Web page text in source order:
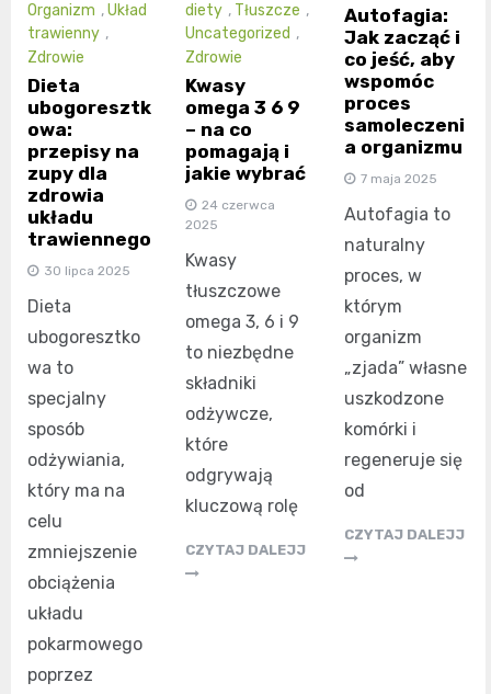
Organizm ,Układ
trawienny ,
Zdrowie
Dieta
ubogoresztk
owa:
przepisy na
zupy dla
zdrowia
układu
trawiennego
30 lipca 2025
Dieta
ubogoresztko
wa to
specjalny
sposób
odżywiania,
który ma na
celu
zmniejszenie
obciążenia
układu
pokarmowego
poprzez
diety , Tłuszcze ,
Uncategorized ,
Zdrowie
Kwasy
omega 3 6 9
– na co
pomagają i
jakie wybrać
24 czerwca
2025
Kwasy
tłuszczowe
omega 3, 6 i 9
to niezbędne
składniki
odżywcze,
które
odgrywają
kluczową rolę
CZYTAJ DALEJJ
Autofagia:
Jak zacząć i
co jeść, aby
wspomóc
proces
samoleczeni
a organizmu
7 maja 2025
Autofagia to
naturalny
proces, w
którym
organizm
„zjada” własne
uszkodzone
komórki i
regeneruje się
od
CZYTAJ DALEJJ